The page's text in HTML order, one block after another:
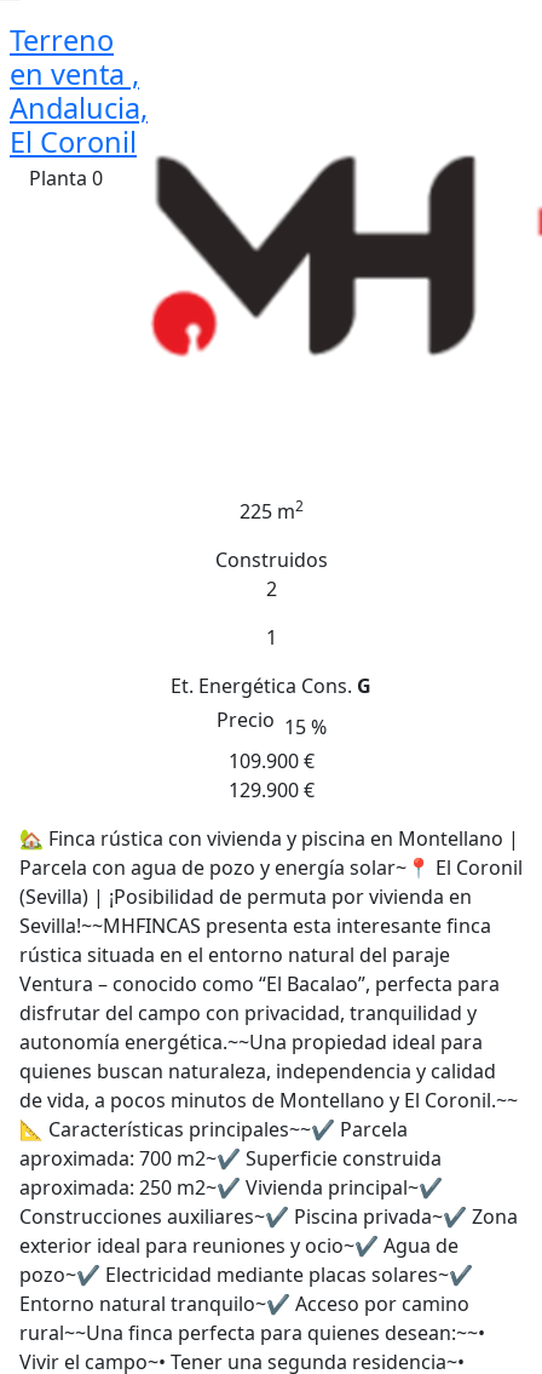
Terreno
en venta ,
Andalucia,
El Coronil
Planta 0
225 m2
Construidos
2
1
Et. Energética Cons. G
Precio 15 %
109.900 €
129.900 €
🏡 Finca rústica con vivienda y piscina en Montellano |
Parcela con agua de pozo y energía solar~📍 El Coronil
(Sevilla) | ¡Posibilidad de permuta por vivienda en
Sevilla!~~MHFINCAS presenta esta interesante finca
rústica situada en el entorno natural del paraje
Ventura – conocido como “El Bacalao”, perfecta para
disfrutar del campo con privacidad, tranquilidad y
autonomía energética.~~Una propiedad ideal para
quienes buscan naturaleza, independencia y calidad
de vida, a pocos minutos de Montellano y El Coronil.~~
📐 Características principales~~✔ Parcela
aproximada: 700 m2~✔ Superficie construida
aproximada: 250 m2~✔ Vivienda principal~✔
Construcciones auxiliares~✔ Piscina privada~✔ Zona
exterior ideal para reuniones y ocio~✔ Agua de
pozo~✔ Electricidad mediante placas solares~✔
Entorno natural tranquilo~✔ Acceso por camino
rural~~Una finca perfecta para quienes desean:~~•
Vivir el campo~• Tener una segunda residencia~•